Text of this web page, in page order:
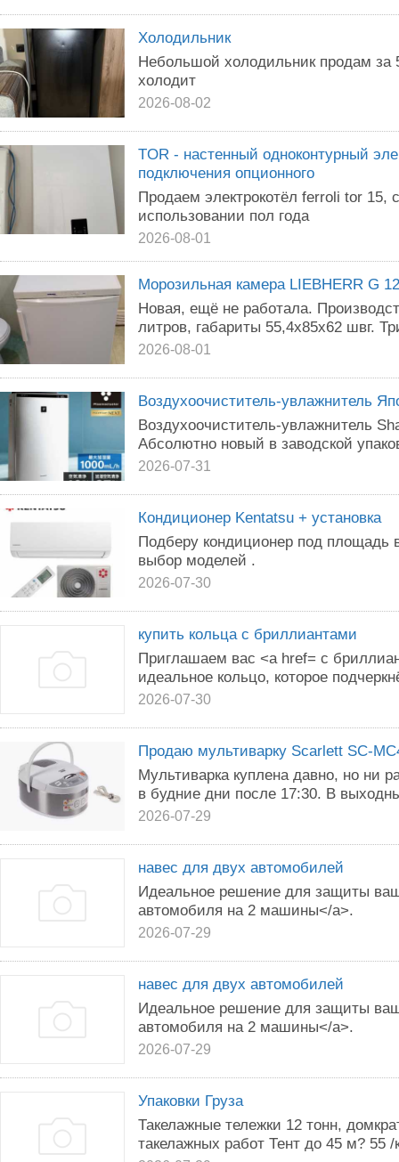
Холодильник
Небольшой холодильник продам за
холодит
2026-08-02
TOR - настенный одноконтурный
подключения опционного
Продаем электрокотёл ferroli tor 15,
использовании пол года
2026-08-01
Морозильная камера LIEBHERR G
Новая, ещё не работала.
литров, габариты 55,4х85х62 швг.
2026-08-01
Воздухоочиститель-увлажнитель
Воздухоочиститель-увлажнитель
Абсолютно нoвый в заводской
2026-07-31
Кондиционер Kentatsu + установка
Подберу кондиционер под
выбор моделей .
2026-07-30
купить кольца с бриллиантами
Приглашаем вас <a href= с
идеальное кольцо, которое
2026-07-30
Продаю мультиварку Scarlett SC-
Мультиварка куплена давно, но ни
в будние дни после 17:30. В
2026-07-29
навес для двух автомобилей
Идеальное решение для защиты
автомобиля на 2 машины</a>.
2026-07-29
навес для двух автомобилей
Идеальное решение для защиты
автомобиля на 2 машины</a>.
2026-07-29
Упаковки Груза
Такелажные тележки 12 тонн,
такелажных работ Тент до 45 м? 55